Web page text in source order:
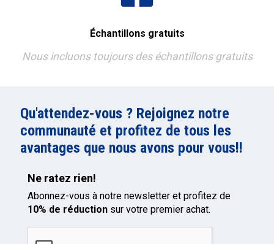
Échantillons gratuits
Nous incluons toujours des échantillons gratuits
Qu'attendez-vous ? Rejoignez notre
communauté et profitez de tous les
avantages que nous avons pour vous!!
Ne ratez rien!
Abonnez-vous à notre newsletter et profitez de
10% de réductionsur votre premier achat.